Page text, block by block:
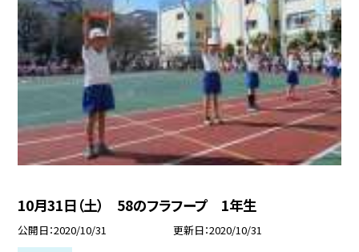
10月31日（土） 58のフラフープ 1年生
公開日 2020/10/31 更新日 2020/10/31